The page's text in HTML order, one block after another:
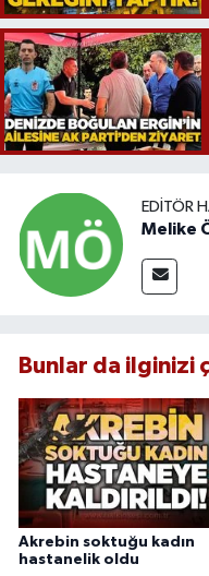
EDITÖR
Melike
Bunlar da ilginizi
Akrebin soktuğu kadın
hastanelik oldu